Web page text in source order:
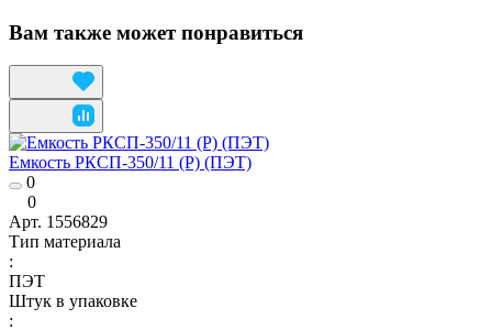
Вам также может понравиться
Емкость РКСП-350/11 (Р) (ПЭТ)
0
0
Арт. 1556829
Тип материала
:
ПЭТ
Штук в упаковке
: